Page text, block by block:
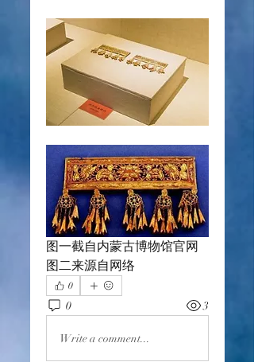
图一截自内蒙古博物馆官网
图二来源自网络
0
0 3
Write a comment...